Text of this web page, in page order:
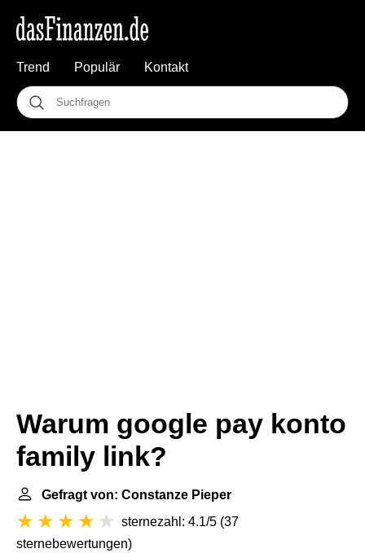
Trend Populär Kontakt
Warum google pay konto
family link?
Gefragt von: Constanze Pieper
sternezahl: 4.1/5 (37
sternebewertungen)